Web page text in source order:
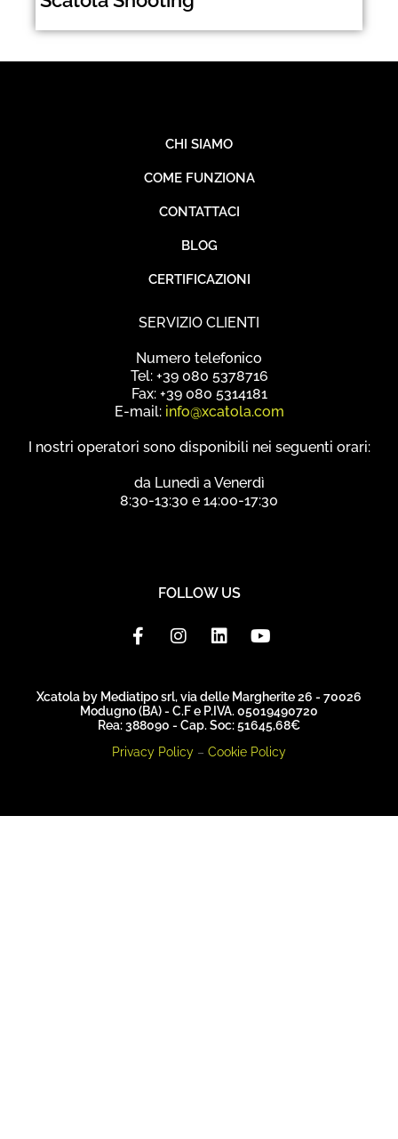
CHI SIAMO
COME FUNZIONA
CONTATTACI
BLOG
CERTIFICAZIONI
SERVIZIO CLIENTI
Numero telefonico
Tel: +39 080 5378716
Fax: +39 080 5314181
E-mail: info@xcatola.com
I nostri operatori sono disponibili nei seguenti orari:
da Lunedì a Venerdì
8:30-13:30 e 14:00-17:30
FOLLOW US
F
a
b
o
o
k
I
n
a
g
r
a
L
i
e
d
i
n
Y
o
u
b
e
Xcatola by Mediatipo srl, via delle Margherite 26 - 70026
Modugno (BA) - C.F e P.IVA. 05019490720
Rea: 388090 - Cap. Soc: 51645,68€
Privacy Policy – Cookie Policy